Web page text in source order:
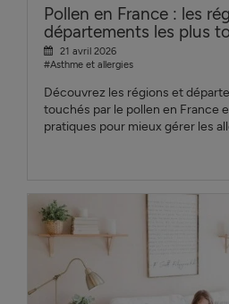
Pollen en France : les
départements les plus
21 avril 2026
#Asthme et allergies
Découvrez les régions et
touchés par le pollen en France
pratiques pour mieux gérer les